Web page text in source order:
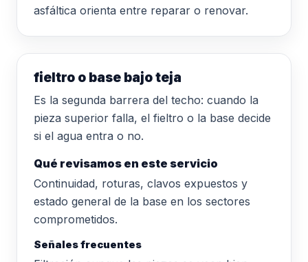
asfáltica orienta entre reparar o renovar.
fieltro o base bajo teja
Es la segunda barrera del techo: cuando la
pieza superior falla, el fieltro o la base decide
si el agua entra o no.
Qué revisamos en este servicio
Continuidad, roturas, clavos expuestos y
estado general de la base en los sectores
comprometidos.
Señales frecuentes